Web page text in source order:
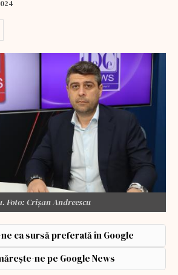
Foto: Crişan Andreescu
ca sursă preferată în Google
ne pe Google News